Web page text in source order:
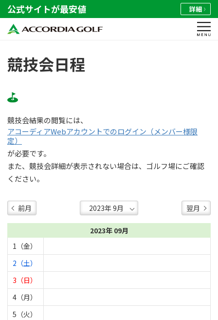
公式サイトが最安値 詳細
競技会日程
競技会結果の閲覧には、
アコーディアWebアカウントでのログイン（メンバー様限
定）
が必要です。
また、競技会詳細が表示されない場合は、ゴルフ場にご確認
ください。
前月 翌月
2023年 09月
1（金）
2（土）
3（日）
4（月）
5（火）